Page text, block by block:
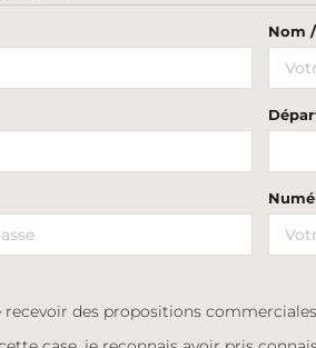
Nom
recevoir des propositions